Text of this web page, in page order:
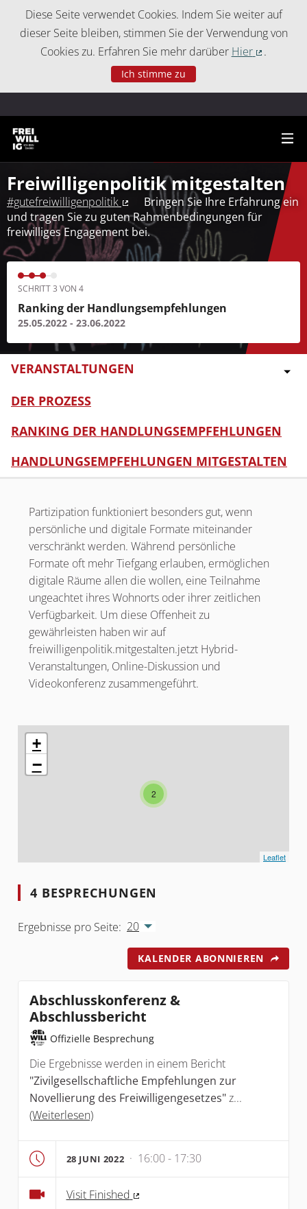
Diese Seite verwendet Cookies. Indem Sie weiter auf
dieser Seite bleiben, stimmen Sie der Verwendung von
Cookies zu. Erfahren Sie mehr darüber Hier
.
Ich stimme zu
Freiwilligenpolitik mitgestalten
#gutefreiwilligenpolitik
(Externer Link)
Bringen Sie Ihre Erfahrung ein
und tragen Sie zu guten Rahmenbedingungen für
freiwilliges Engagement bei.
SCHRITT 3 VON 4
Ranking der Handlungsempfehlungen
25.05.2022 - 23.06.2022
VERANSTALTUNGEN
DER PROZESS
RANKING DER HANDLUNGSEMPFEHLUNGEN
HANDLUNGSEMPFEHLUNGEN MITGESTALTEN
Partizipation funktioniert besonders gut, wenn
persönliche und digitale Formate miteinander
verschränkt werden. Während persönliche
Formate oft mehr Tiefgang erlauben, ermöglichen
digitale Räume allen die wollen, eine Teilnahme
ungeachtet ihres Wohnorts oder ihrer zeitlichen
Verfügbarkeit. Um diese Offenheit zu
gewährleisten haben wir auf
freiwilligenpolitik.mitgestalten.jetzt Hybrid-
Veranstaltungen, Online-Diskussion und
Videokonferenz zusammengeführt.
Das folgende Element ist eine Karte, die die Elemente
2
+
−
Leaflet
4 BESPRECHUNGEN
Ergebnisse pro Seite: 20
KALENDER ABONNIEREN
Abschlusskonferenz &
Abschlussbericht
Offizielle Besprechung
Die Ergebnisse werden in einem Bericht
"Zivilgesellschaftliche Empfehlungen zur
Novellierung des Freiwilligengesetzes"z...
(Weiterlesen)
28 JUNI 2022 · 16:00 - 17:30
Visit Finished
Cookie-Einstellungen